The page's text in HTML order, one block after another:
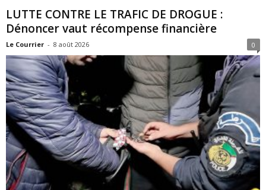
LUTTE CONTRE LE TRAFIC DE DROGUE :
Dénoncer vaut récompense financière
Le Courrier - 8 août 2026 0